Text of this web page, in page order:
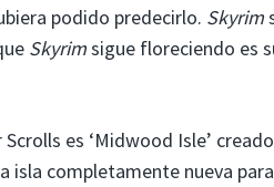
podido predecirlo. Skyrim
Skyrimsigue floreciendo es
es ‘Midwood Isle’
isla completamente nueva